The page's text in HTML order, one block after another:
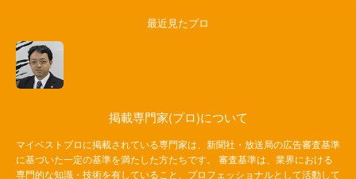
最近見たプロ
掲載専門家(プロ)について
マイベストプロに掲載されている専門家は、新聞社・放送局の広告審査基準
に基づいた一定の基準を満たした方たちです。 審査基準は、業界における
専門的な知識・技術を有していること、プロフェッショナルとして活動して